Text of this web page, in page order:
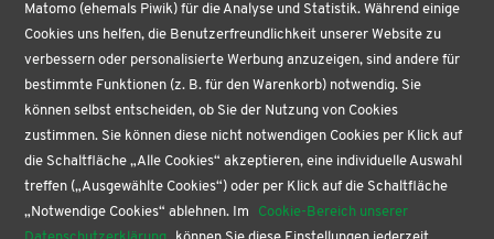
VERTRAG WIDERRUFEN
AKTUELLES
BÜROPROFI
PAPETERIE
BUCHHANDLUNG
KONTAKT
SERVICE
Matomo (ehemals Piwik) für die Analyse und Statistik. Während einige
Cookies uns helfen, die Benutzerfreundlichkeit unserer Website zu
verbessern oder personalisierte Werbung anzuzeigen, sind andere für
bestimmte Funktionen (z. B. für den Warenkorb) notwendig. Sie
können selbst entscheiden, ob Sie der Nutzung von Cookies
zustimmen. Sie können diese nicht notwendigen Cookies per Klick auf
die Schaltfläche „Alle Cookies“ akzeptieren, eine individuelle Auswahl
treffen („Ausgewählte Cookies“) oder per Klick auf die Schaltfläche
„Notwendige Cookies“ ablehnen. Im
Cookie-Bereich unserer